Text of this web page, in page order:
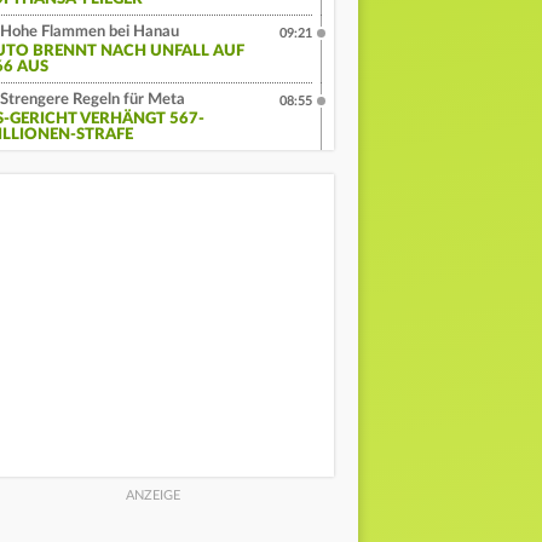
Hohe Flammen bei Hanau
BRENNT NACH UNFALL AUF
AUS
09:21
Strengere Regeln für Meta
GERICHT VERHÄNGT 567-
STRAFE
08:55